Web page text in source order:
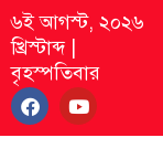
৬ই আগস্ট, ২০২৬
খ্রিস্টাব্দ|
বৃহস্পতিবার